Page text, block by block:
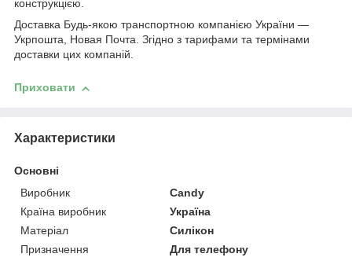
конструкцією.
Доставка Будь-якою транспортною компанією України —
Укрпошта, Новая Почта. Згідно з тарифами та термінами
доставки цих компаній.
Приховати
Характеристики
Основні
Виробник
Candy
Країна виробник
Україна
Матеріал
Силікон
Призначення
Для телефону